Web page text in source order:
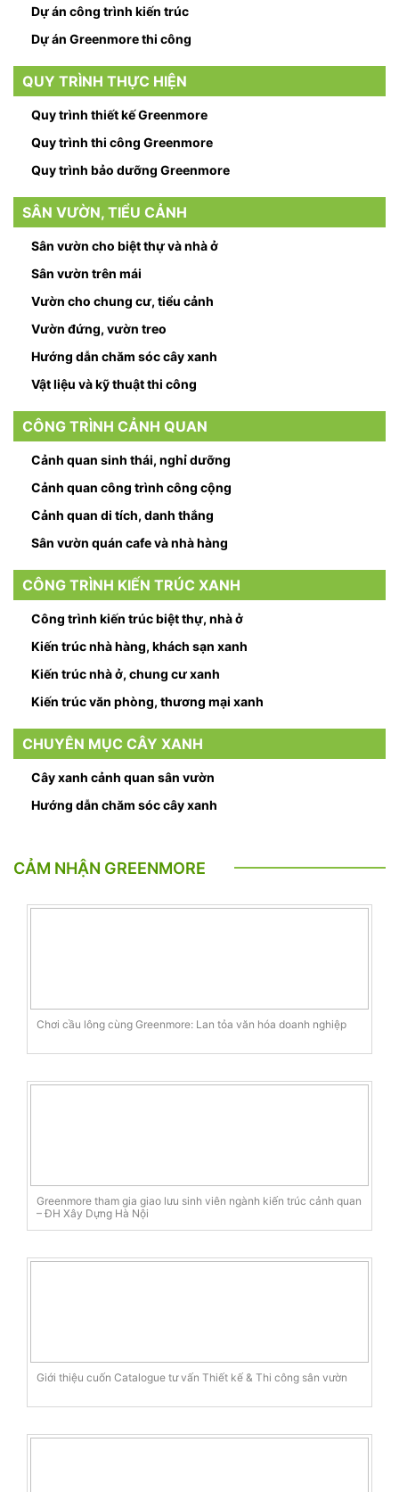
Dự án công trình kiến trúc
Dự án Greenmore thi công
QUY TRÌNH THỰC HIỆN
Quy trình thiết kế Greenmore
Quy trình thi công Greenmore
Quy trình bảo dưỡng Greenmore
SÂN VƯỜN, TIỂU CẢNH
Sân vườn cho biệt thự và nhà ở
Sân vườn trên mái
Vườn cho chung cư, tiểu cảnh
Vườn đứng, vườn treo
Hướng dẫn chăm sóc cây xanh
Vật liệu và kỹ thuật thi công
CÔNG TRÌNH CẢNH QUAN
Cảnh quan sinh thái, nghỉ dưỡng
Cảnh quan công trình công cộng
Cảnh quan di tích, danh thắng
Sân vườn quán cafe và nhà hàng
CÔNG TRÌNH KIẾN TRÚC XANH
Công trình kiến trúc biệt thự, nhà ở
Kiến trúc nhà hàng, khách sạn xanh
Kiến trúc nhà ở, chung cư xanh
Kiến trúc văn phòng, thương mại xanh
CHUYÊN MỤC CÂY XANH
Cây xanh cảnh quan sân vườn
Hướng dẫn chăm sóc cây xanh
CẢM NHẬN GREENMORE
Chơi cầu lông cùng Greenmore: Lan tỏa văn hóa doanh nghiệp
Greenmore tham gia giao lưu sinh viên ngành kiến trúc cảnh quan
– ĐH Xây Dựng Hà Nội
Giới thiệu cuốn Catalogue tư vấn Thiết kế & Thi công sân vườn